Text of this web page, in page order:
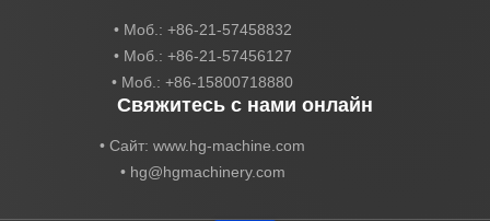
• Моб.: +86-21-57458832
• Моб.: +86-21-57456127
• Моб.: +86-15800718880
Свяжитесь с нами онлайн
• Сайт: www.hg-machine.com
• hg@hgmachinery.com